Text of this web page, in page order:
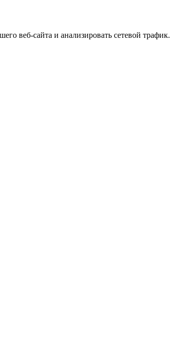
веб-сайта и анализировать сетевой трафик.